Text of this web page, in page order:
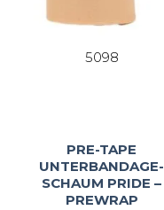
5098
PRE-TAPE
UNTERBANDAGE-
SCHAUM PRIDE –
PREWRAP